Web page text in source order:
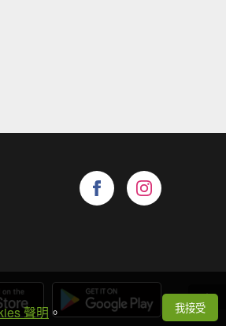
聲明 。 我接受